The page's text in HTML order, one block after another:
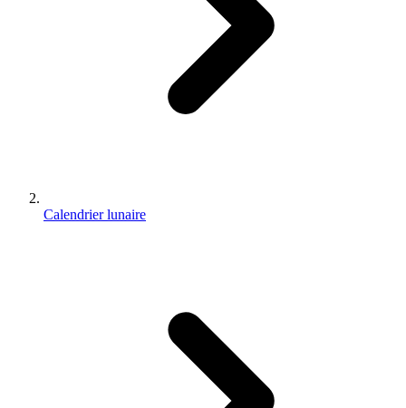
Calendrier lunaire